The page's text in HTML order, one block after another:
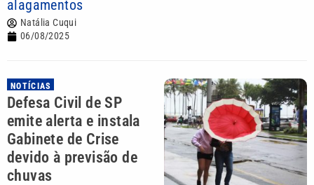
alagamentos
Natália Cuqui
06/08/2025
NOTÍCIAS
Defesa Civil de SP
emite alerta e instala
Gabinete de Crise
devido à previsão de
chuvas